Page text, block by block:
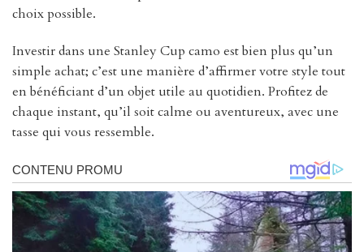
choix possible.
Investir dans une Stanley Cup camo est bien plus qu’un
simple achat; c’est une manière d’affirmer votre style tout
en bénéficiant d’un objet utile au quotidien. Profitez de
chaque instant, qu’il soit calme ou aventureux, avec une
tasse qui vous ressemble.